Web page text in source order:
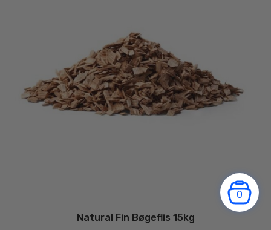
Natural Fin Bøgeflis 15kg
0